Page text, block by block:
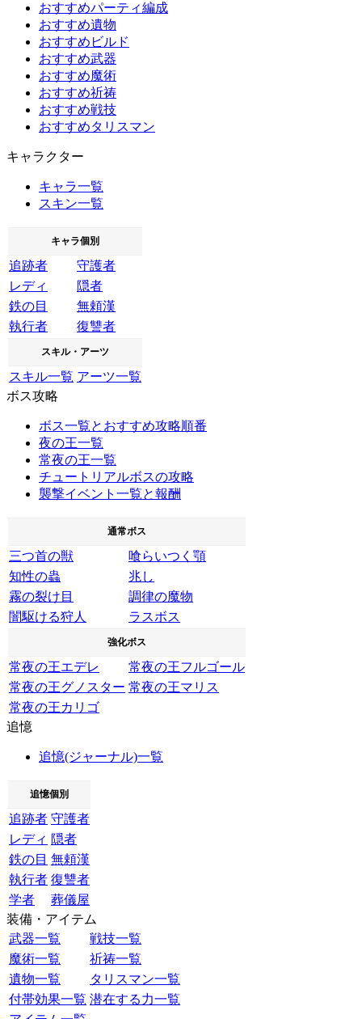
おすすめパーティ編成
おすすめ遺物
おすすめビルド
おすすめ武器
おすすめ魔術
おすすめ祈祷
おすすめ戦技
おすすめタリスマン
キャラクター
キャラ一覧
スキン一覧
キャラ個別
追跡者
守護者
レディ
隠者
鉄の目
無頼漢
執行者
復讐者
スキル・アーツ
スキル一覧 アーツ一覧
ボス攻略
ボス一覧とおすすめ攻略順番
夜の王一覧
常夜の王一覧
チュートリアルボスの攻略
襲撃イベント一覧と報酬
通常ボス
三つ首の獣
喰らいつく顎
知性の蟲
兆し
霧の裂け目
調律の魔物
闇駆ける狩人
ラスボス
強化ボス
常夜の王エデレ
常夜の王フルゴール
常夜の王グノスター 常夜の王マリス
常夜の王カリゴ
追憶
追憶(ジャーナル)一覧
追憶個別
追跡者 守護者
レディ 隠者
鉄の目 無頼漢
執行者 復讐者
学者
葬儀屋
装備・アイテム
武器一覧
戦技一覧
魔術一覧
祈祷一覧
遺物一覧
タリスマン一覧
付帯効果一覧 潜在する力一覧